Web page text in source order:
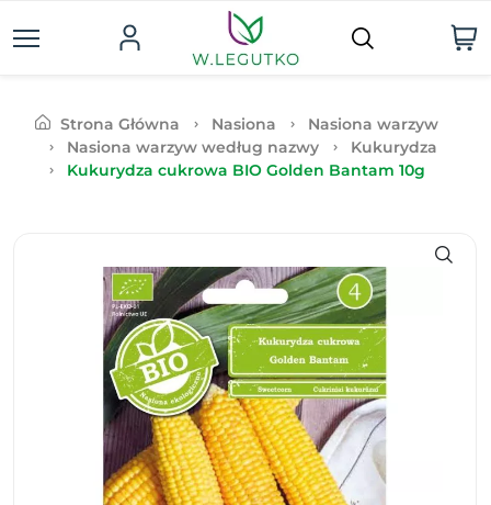
Strona Główna Nasiona
Nasiona warzyw
Nasiona warzyw według nazwy
Kukurydza
Kukurydza cukrowa BIO Golden Bantam 10g